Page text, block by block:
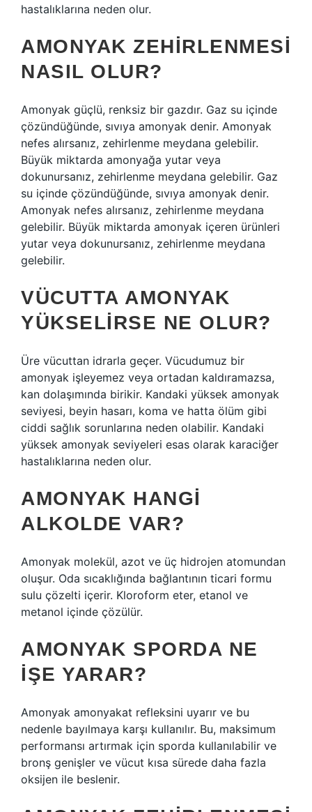
hastalıklarına neden olur.
AMONYAK ZEHIRLENMESI
NASIL OLUR?
Amonyak güçlü, renksiz bir gazdır. Gaz su içinde
çözündüğünde, sıvıya amonyak denir. Amonyak
nefes alırsanız, zehirlenme meydana gelebilir.
Büyük miktarda amonyağa yutar veya
dokunursanız, zehirlenme meydana gelebilir. Gaz
su içinde çözündüğünde, sıvıya amonyak denir.
Amonyak nefes alırsanız, zehirlenme meydana
gelebilir. Büyük miktarda amonyak içeren ürünleri
yutar veya dokunursanız, zehirlenme meydana
gelebilir.
VÜCUTTA AMONYAK
YÜKSELIRSE NE OLUR?
Üre vücuttan idrarla geçer. Vücudumuz bir
amonyak işleyemez veya ortadan kaldıramazsa,
kan dolaşımında birikir. Kandaki yüksek amonyak
seviyesi, beyin hasarı, koma ve hatta ölüm gibi
ciddi sağlık sorunlarına neden olabilir. Kandaki
yüksek amonyak seviyeleri esas olarak karaciğer
hastalıklarına neden olur.
AMONYAK HANGI
ALKOLDE VAR?
Amonyak molekül, azot ve üç hidrojen atomundan
oluşur. Oda sıcaklığında bağlantının ticari formu
sulu çözelti içerir. Kloroform eter, etanol ve
metanol içinde çözülür.
AMONYAK SPORDA NE
IŞE YARAR?
Amonyak amonyakat refleksini uyarır ve bu
nedenle bayılmaya karşı kullanılır. Bu, maksimum
performansı artırmak için sporda kullanılabilir ve
bronş genişler ve vücut kısa sürede daha fazla
oksijen ile beslenir.